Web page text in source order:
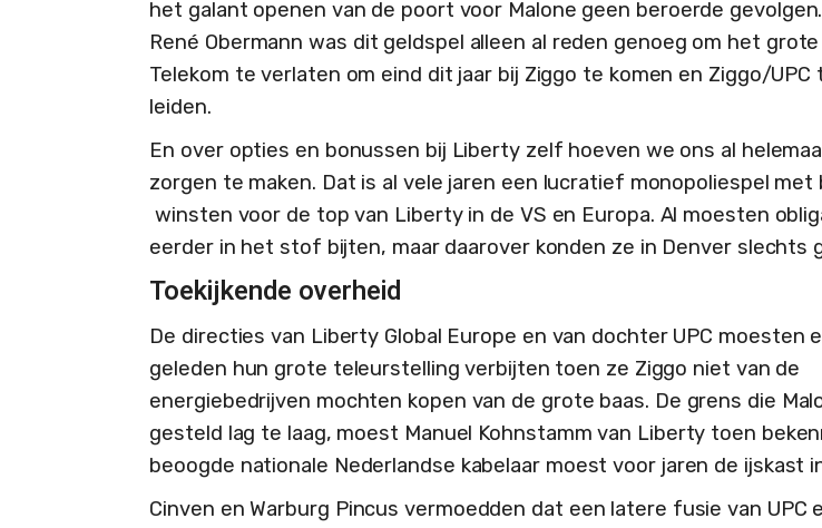
het galant openen van de poort voor Malone geen beroerde
René Obermann was dit geldspel alleen al reden genoeg om het
Telekom te verlaten om eind dit jaar bij Ziggo te komen en Ziggo/UPC
leiden.
En over opties en bonussen bij Liberty zelf hoeven we ons al
zorgen te maken. Dat is al vele jaren een lucratief monopoliespel met
winsten voor de top van Liberty in de VS en Europa. Al moesten
eerder in het stof bijten, maar daarover konden ze in Denver slechts
Toekijkende overheid
De directies van Liberty Global Europe en van dochter UPC moesten
geleden hun grote teleurstelling verbijten toen ze Ziggo niet van de
energiebedrijven mochten kopen van de grote baas. De grens die
gesteld lag te laag, moest Manuel Kohnstamm van Liberty toen
beoogde nationale Nederlandse kabelaar moest voor jaren de ijskast
Cinven en Warburg Pincus vermoedden dat een latere fusie van UPC